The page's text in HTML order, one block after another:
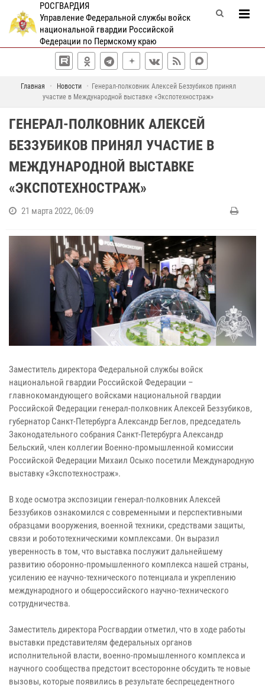
РОСГВАРДИЯ
Управление Федеральной службы войск
национальной гвардии Российской
Федерации по Пермскому краю
Главная Новости
Генерал-полковник Алексей Беззубиков принял
участие в Международной выставке «Экспотехностраж»
ГЕНЕРАЛ-ПОЛКОВНИК АЛЕКСЕЙ
БЕЗЗУБИКОВ ПРИНЯЛ УЧАСТИЕ В
МЕЖДУНАРОДНОЙ ВЫСТАВКЕ
«ЭКСПОТЕХНОСТРАЖ»
21 марта 2022, 06:09
Заместитель директора Федеральной службы войск
национальной гвардии Российской Федерации –
главнокомандующего войсками национальной гвардии
Российской Федерации генерал-полковник Алексей Беззубиков,
губернатор Санкт-Петербурга Александр Беглов, председатель
Законодательного собрания Санкт-Петербурга Александр
Бельский, член коллегии Военно-промышленной комиссии
Российской Федерации Михаил Осыко посетили Международную
выставку «Экспотехностраж».
В ходе осмотра экспозиции генерал-полковник Алексей
Беззубиков ознакомился с современными и перспективными
образцами вооружения, военной техники, средствами защиты,
связи и робототехническими комплексами. Он выразил
уверенность в том, что выставка послужит дальнейшему
развитию оборонно-промышленного комплекса нашей страны,
усилению ее научно-технического потенциала и укреплению
международного и общероссийского научно-технического
сотрудничества.
Заместитель директора Росгвардии отметил, что в ходе работы
выставки представителям федеральных органов
исполнительной власти, военно-промышленного комплекса и
научного сообщества предстоит всесторонне обсудить те новые
вызовы, которые появились в результате беспрецедентного